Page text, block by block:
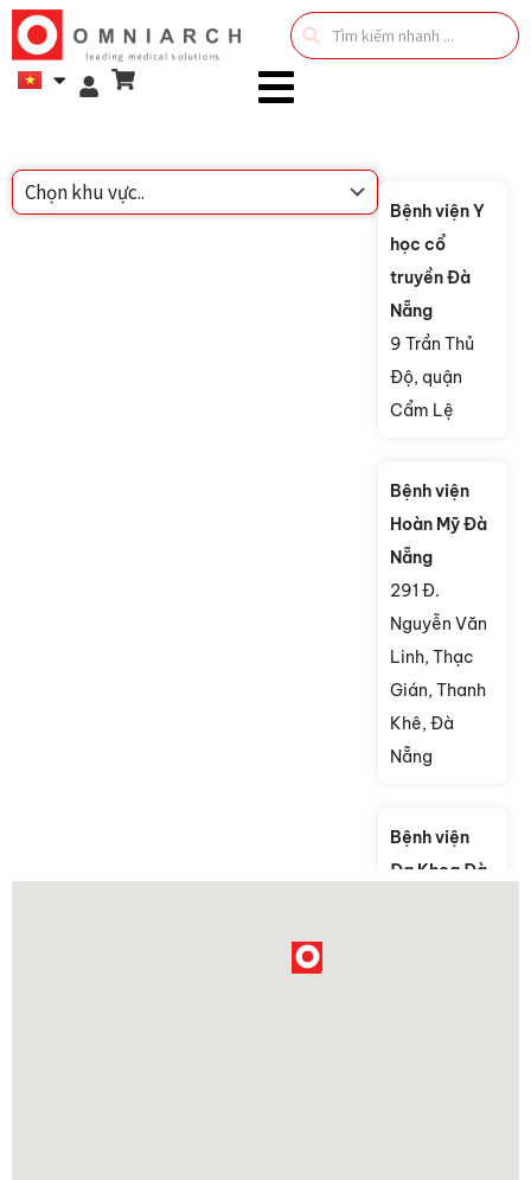
Search
...
Bệnh viện Y
học cổ
truyền Đà
Nẵng
9 Trần Thủ
Độ, quận
Cẩm Lệ
Bệnh viện
Hoàn Mỹ Đà
Nẵng
291 Đ.
Nguyễn Văn
Linh, Thạc
Gián, Thanh
Khê, Đà
Nẵng
Bệnh viện
Đa Khoa Đà